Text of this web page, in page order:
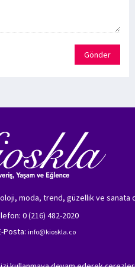
Gönder
moda, trend, güzellik ve sanata
0 (216) 482-2020
Posta: info@kioskla.co